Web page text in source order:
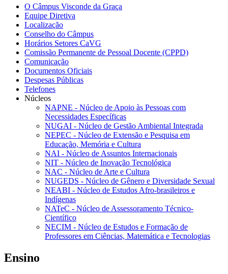
O Câmpus Visconde da Graça
Equipe Diretiva
Localização
Conselho do Câmpus
Horários Setores CaVG
Comissão Permanente de Pessoal Docente (CPPD)
Comunicação
Documentos Oficiais
Despesas Públicas
Telefones
Núcleos
NAPNE - Núcleo de Apoio às Pessoas com
Necessidades Específicas
NUGAI - Núcleo de Gestão Ambiental Integrada
NEPEC - Núcleo de Extensão e Pesquisa em
Educação, Memória e Cultura
NAI - Núcleo de Assuntos Internacionais
NIT - Núcleo de Inovação Tecnológica
NAC - Núcleo de Arte e Cultura
NUGEDS - Núcleo de Gênero e Diversidade Sexual
NEABI - Núcleo de Estudos Afro-brasileiros e
Indígenas
NATeC - Núcleo de Assessoramento Técnico-
Científico
NECIM - Núcleo de Estudos e Formação de
Professores em Ciências, Matemática e Tecnologias
Ensino